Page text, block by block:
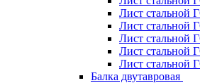
Лист стальной
Лист стальной
Лист стальной
Лист стальной
Лист стальной
Балка двутавровая